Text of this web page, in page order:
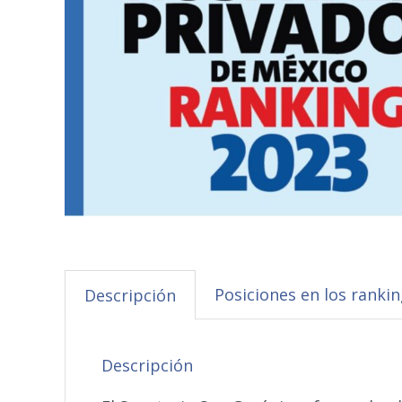
Descripción Posiciones en los
Descripción